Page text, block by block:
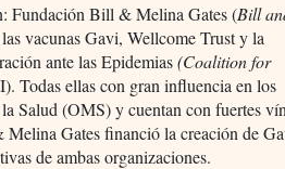
Fundación Bill & Melina Gates (Bill
vacunas Gavi, Wellcome Trust y la
ante las Epidemias(Coalition for
Todas ellas con gran influencia en los
Salud (OMS) y cuentan con fuertes
Gates financió la creación de
de ambas organizaciones.